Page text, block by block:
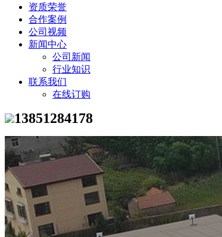
资质荣誉
合作案例
公司视频
新闻中心
公司新闻
行业知识
联系我们
在线订购
13851284178